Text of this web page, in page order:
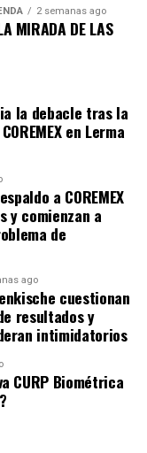
2 semanas ago
MIRADA DE LAS
la debacle tras la
en Lerma
a COREMEX
y comienzan a
de
ago
cuestionan
resultados y
intimidatorios
CURP Biométrica